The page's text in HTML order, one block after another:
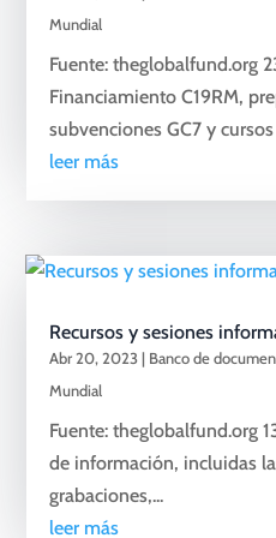
Mundial
Fuente: theglobalfund.org
Financiamiento C19RM,
subvenciones GC7 y
leer más
Recursos y sesiones
Abr 20, 2023| Banco de
Mundial
Fuente: theglobalfund.org
de información, incluidas
grabaciones,...
leer más